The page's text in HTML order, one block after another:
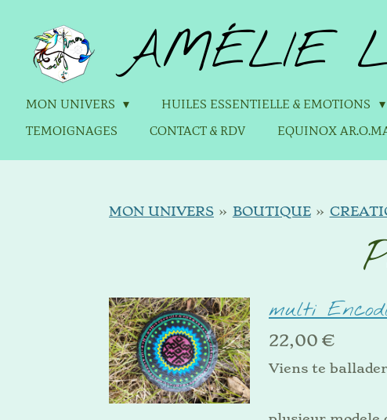
contenu
principal
AMÉLIE
MON UNIVERS HUILES ESSENTIELLE & EMOTIONS
TEMOIGNAGES
CONTACT & RDV EQUINOX
MON UNIVERS » BOUTIQUE »
multi
22,00 €
Viens te